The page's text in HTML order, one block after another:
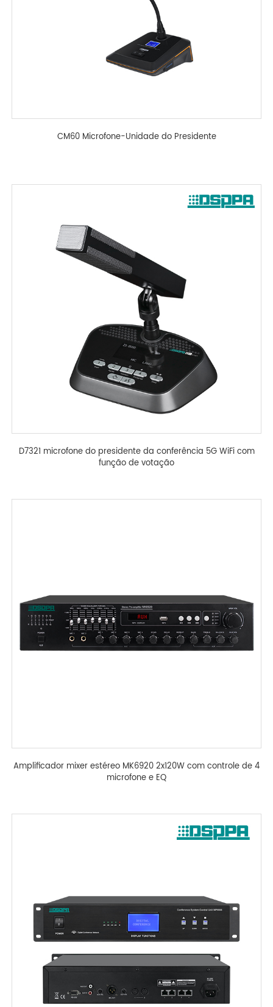
CM60 Microfone-Unidade do Presidente
D7321 microfone do presidente da conferência 5G WiFi com
função de votação
Amplificador mixer estéreo MK6920 2x120W com controle de 4
microfone e EQ